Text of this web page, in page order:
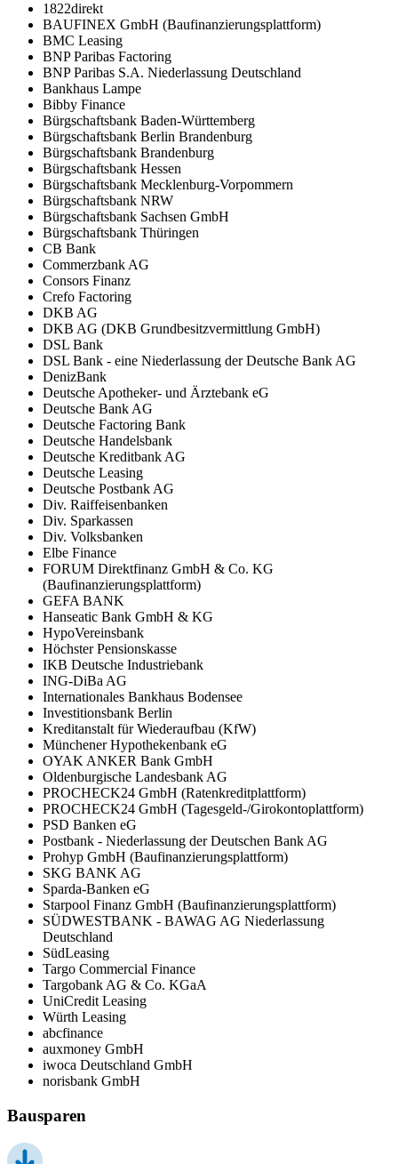
1822direkt
BAUFINEX GmbH (Baufinanzierungsplattform)
BMC Leasing
BNP Paribas Factoring
BNP Paribas S.A. Niederlassung Deutschland
Bankhaus Lampe
Bibby Finance
Bürgschaftsbank Baden-Württemberg
Bürgschaftsbank Berlin Brandenburg
Bürgschaftsbank Brandenburg
Bürgschaftsbank Hessen
Bürgschaftsbank Mecklenburg-Vorpommern
Bürgschaftsbank NRW
Bürgschaftsbank Sachsen GmbH
Bürgschaftsbank Thüringen
CB Bank
Commerzbank AG
Consors Finanz
Crefo Factoring
DKB AG
DKB AG (DKB Grundbesitzvermittlung GmbH)
DSL Bank
DSL Bank - eine Niederlassung der Deutsche Bank AG
DenizBank
Deutsche Apotheker- und Ärztebank eG
Deutsche Bank AG
Deutsche Factoring Bank
Deutsche Handelsbank
Deutsche Kreditbank AG
Deutsche Leasing
Deutsche Postbank AG
Div. Raiffeisenbanken
Div. Sparkassen
Div. Volksbanken
Elbe Finance
FORUM Direktfinanz GmbH & Co. KG
(Baufinanzierungsplattform)
GEFA BANK
Hanseatic Bank GmbH & KG
HypoVereinsbank
Höchster Pensionskasse
IKB Deutsche Industriebank
ING-DiBa AG
Internationales Bankhaus Bodensee
Investitionsbank Berlin
Kreditanstalt für Wiederaufbau (KfW)
Münchener Hypothekenbank eG
OYAK ANKER Bank GmbH
Oldenburgische Landesbank AG
PROCHECK24 GmbH (Ratenkreditplattform)
PROCHECK24 GmbH (Tagesgeld-/Girokontoplattform)
PSD Banken eG
Postbank - Niederlassung der Deutschen Bank AG
Prohyp GmbH (Baufinanzierungsplattform)
SKG BANK AG
Sparda-Banken eG
Starpool Finanz GmbH (Baufinanzierungsplattform)
SÜDWESTBANK - BAWAG AG Niederlassung
Deutschland
SüdLeasing
Targo Commercial Finance
Targobank AG & Co. KGaA
UniCredit Leasing
Würth Leasing
abcfinance
auxmoney GmbH
iwoca Deutschland GmbH
norisbank GmbH
Bausparen